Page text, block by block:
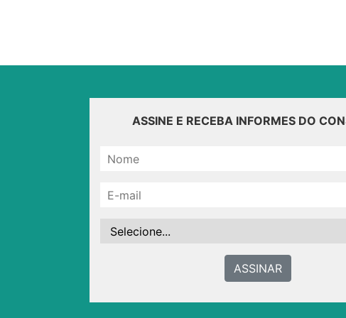
ASSINE E RECEBA INFORMES DO
ASSINAR